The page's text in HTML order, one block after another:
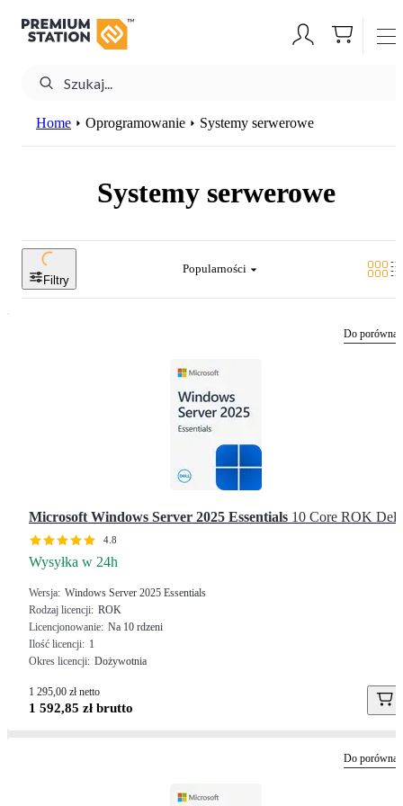
Home Oprogramowanie Systemy serwerowe
Systemy serwerowe
Filtry
Popularności
Do
Microsoft Windows Server 2025 Essentials 10 Core ROK Dell
4.8
Wysyłka w 24h
Wersja Windows Server 2025 Essentials
Rodzaj licencji ROK
Licencjonowanie Na 10 rdzeni
Ilość licencji
1
Okres licencji Dożywotnia
1 295,00 zł netto
1 592,85 zł brutto
Do